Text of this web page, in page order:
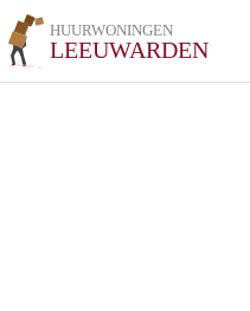
HUURWONINGEN
LEEUWARDEN